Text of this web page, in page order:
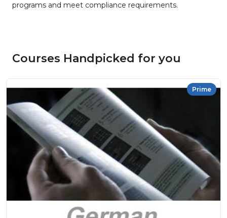
programs and meet compliance requirements.
Courses Handpicked for you
Prime